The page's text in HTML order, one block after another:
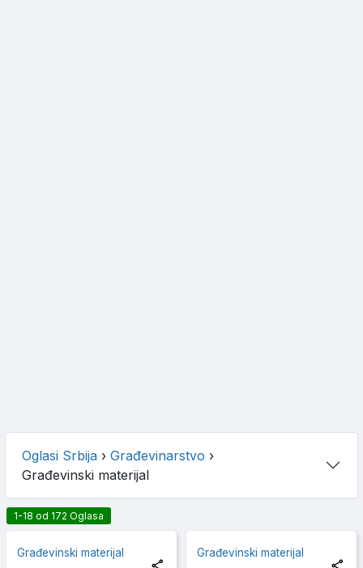
Oglasi Srbija › Građevinarstvo ›
Građevinski materijal
1-18 od 172 Oglasa
Građevinski materijal Građevinski materijal